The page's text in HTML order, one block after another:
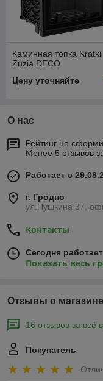
Каминная топка Kratki
Zuzia DECO
Цену уточняйте
О нас
Рейтинг не
Менее 5 отзывов
Работает с
г. Гродно
ул.Пушкина 37,
Контакты
Сегодня
Показать весь
Отзывы о магазине
16 отзывов за всё
Покупатель